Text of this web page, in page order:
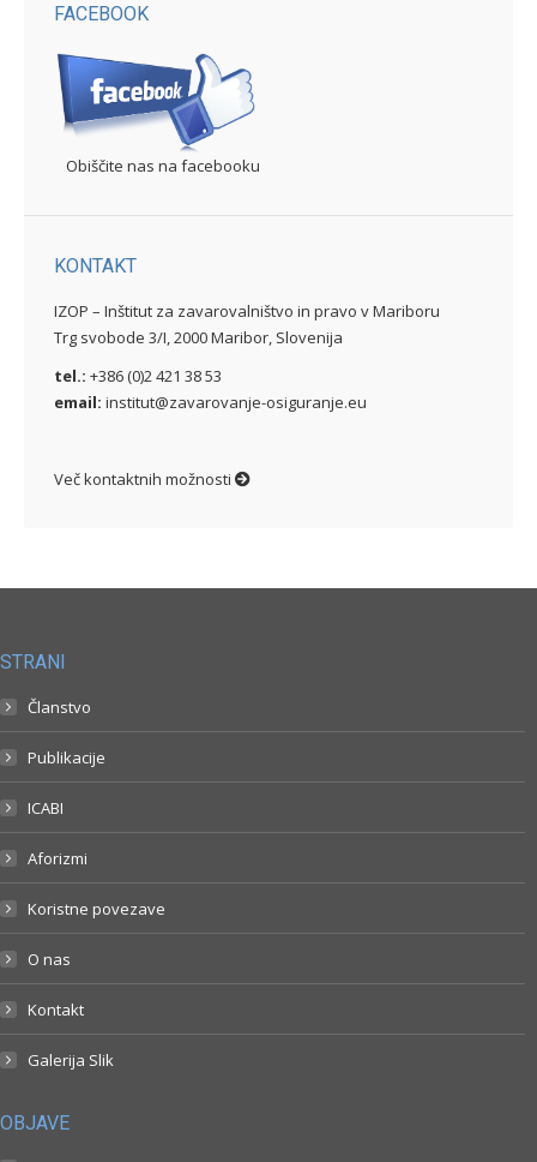
FACEBOOK
Obiščite nas na facebooku
KONTAKT
IZOP – Inštitut za zavarovalništvo in pravo v Mariboru
Trg svobode 3/I, 2000 Maribor, Slovenija
tel.: +386 (0)2 421 38 53
email: institut@zavarovanje-osiguranje.eu
Več kontaktnih možnosti
STRANI
Članstvo
Publikacije
ICABI
Aforizmi
Koristne povezave
O nas
Kontakt
Galerija Slik
OBJAVE